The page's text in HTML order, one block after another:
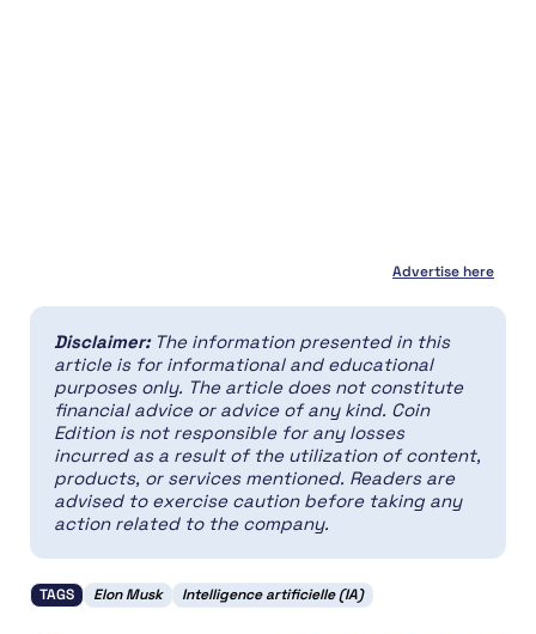
Advertise here
Disclaimer: The information presented in this
article is for informational and educational
purposes only. The article does not constitute
financial advice or advice of any kind. Coin
Edition is not responsible for any losses
incurred as a result of the utilization of content,
products, or services mentioned. Readers are
advised to exercise caution before taking any
action related to the company.
TAGS Elon Musk Intelligence artificielle (IA)